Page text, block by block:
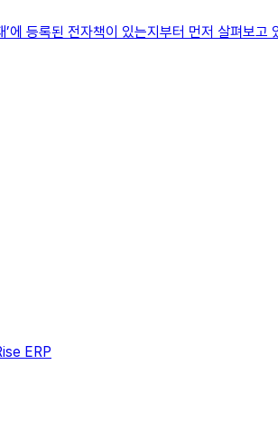
에 등록된 전자책이 있는지부터 먼저 살펴보
ERP